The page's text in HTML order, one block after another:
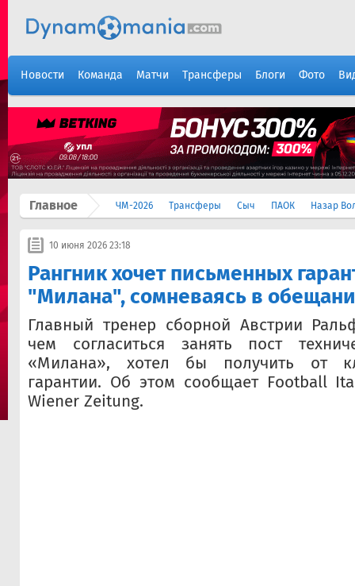
Новости Команда Матчи Трансферы Блоги Фото
Главное ЧМ-2026 Трансферы Сыч ПАОК Назар
10 июня 2026 23:18
Рангник хочет письменных
"Милана", сомневаясь в
Главный тренер сборной Австрии
чем согласиться занять пост
«Милана», хотел бы получить от
гарантии. Об этом сообщает Football
Wiener Zeitung.